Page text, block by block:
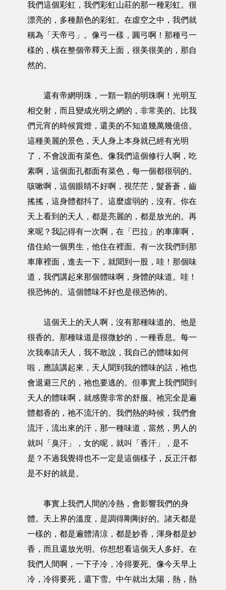
我們這個彩虹，我們彩虹山莊的那一種彩虹。很
漂亮的，多種顏色的彩虹。在虛空之中，我們就
稱為「天帝弓」。像弓一樣，圓弓啊！那種弓一
樣的，橫在整個帝釋天上面，很美很美的，那自
然的。
還有帝網明珠，一顆一顆的明珠啊！光明互
相交射，而且變成光明之網的，非常美的。比我
們元宵的時候賞燈，還美的不知道幾萬幾億倍。
這種美麗的景色，天人身上本身就已經有光明
了，不會說面有菜色。像我們這個修行人啊，吃
素啊，這個面孔都面有菜色，每一個都很弱的。
咳嗽啊，這個眼睛不好啊，視茫茫，髮蒼蒼，齒
搖搖，這身體都抖了。這麼虛弱的，沒有。你在
天上看到的天人，都是亮麗的，都是放光的。再
來呢？我記得有一次啊，在「巴拉」的車庫啊，
借住給一個男生，他住在裡面。有一次我們到那
車庫裡面，進去一下，就聞到一股，哇！那個味
道，我們講起來那個體味啊，身體的味道。哇！
很恐怖的。這個體味不好也是很恐怖的。
這個天上的天人啊，沒有那種味道的。他是
很香的。那種味道是很微妙的，一種香息。每一
次我奉請天人，我不敢說，我自己的體味如何
啦，應該講起來，天人聞到我的體味的話，祂也
會退避三尺的，祂也要逃的。但事實上我們聞到
天人的體味啊，就感覺非常的舒服。祂完全是遍
體都香的，祂不流汗的。我們熱的時候，我們會
流汗，流出來的汗，那一種味道，當然，男人的
就叫「臭汗」，女的呢，就叫「香汗」，是不
是？不過我覺得也不一定是這個樣子，反正汗都
是不好的就是。
事實上我們人間的冷熱，會影響我們的身
體。天上界的溫度，是調得剛剛好的。諸天都是
一樣的，都是遍體清涼，都是妙香，渾身都是妙
香，而且還放光明。你想想看這個天人多好。在
我們人間啊，一下子冷，冷得要死。像今天早上
冷，冷得要死，還下雪。中午就出太陽，熱，熱